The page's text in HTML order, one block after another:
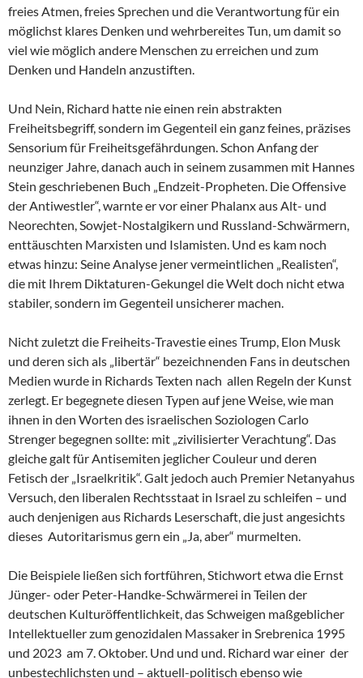
freies Atmen, freies Sprechen und die Verantwortung für ein
möglichst klares Denken und wehrbereites Tun, um damit so
viel wie möglich andere Menschen zu erreichen und zum
Denken und Handeln anzustiften.
Und Nein, Richard hatte nie einen rein abstrakten
Freiheitsbegriff, sondern im Gegenteil ein ganz feines, präzises
Sensorium für Freiheitsgefährdungen. Schon Anfang der
neunziger Jahre, danach auch in seinem zusammen mit Hannes
Stein geschriebenen Buch „Endzeit-Propheten. Die Offensive
der Antiwestler“, warnte er vor einer Phalanx aus Alt- und
Neorechten, Sowjet-Nostalgikern und Russland-Schwärmern,
enttäuschten Marxisten und Islamisten. Und es kam noch
etwas hinzu: Seine Analyse jener vermeintlichen „Realisten“,
die mit Ihrem Diktaturen-Gekungel die Welt doch nicht etwa
stabiler, sondern im Gegenteil unsicherer machen.
Nicht zuletzt die Freiheits-Travestie eines Trump, Elon Musk
und deren sich als „libertär“ bezeichnenden Fans in deutschen
Medien wurde in Richards Texten nach allen Regeln der Kunst
zerlegt. Er begegnete diesen Typen auf jene Weise, wie man
ihnen in den Worten des israelischen Soziologen Carlo
Strenger begegnen sollte: mit „zivilisierter Verachtung“. Das
gleiche galt für Antisemiten jeglicher Couleur und deren
Fetisch der „Israelkritik“. Galt jedoch auch Premier Netanyahus
Versuch, den liberalen Rechtsstaat in Israel zu schleifen – und
auch denjenigen aus Richards Leserschaft, die just angesichts
dieses Autoritarismus gern ein „Ja, aber“ murmelten.
Die Beispiele ließen sich fortführen, Stichwort etwa die Ernst
Jünger- oder Peter-Handke-Schwärmerei in Teilen der
deutschen Kulturöffentlichkeit, das Schweigen maßgeblicher
Intellektueller zum genozidalen Massaker in Srebrenica 1995
und 2023 am 7. Oktober. Und und und. Richard war einer der
unbestechlichsten und – aktuell-politisch ebenso wie